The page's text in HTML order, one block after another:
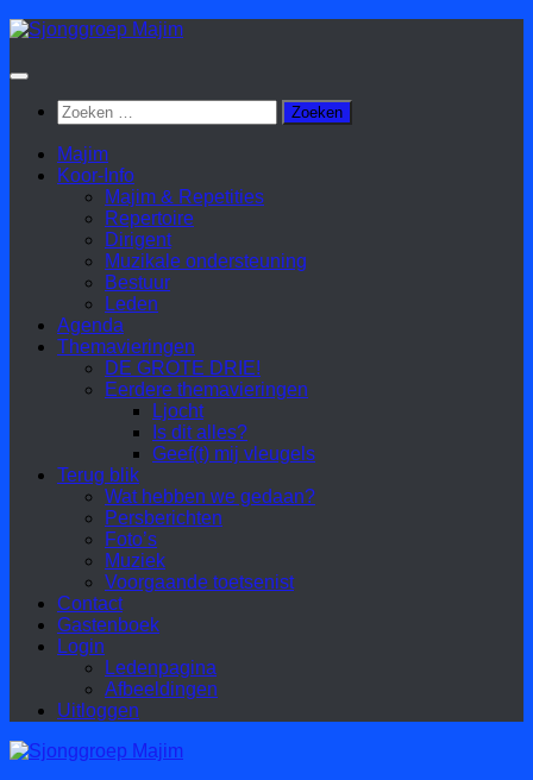
Doorgaan
inhoud
Zoeken
naar:
Majim
Koor-Info
Majim & Repetities
Repertoire
Dirigent
Muzikale ondersteuning
Bestuur
Leden
Agenda
Themavieringen
DE GROTE DRIE!
Eerdere themavieringen
Ljocht
Is dit alles?
Geef(t) mij vleugels
Terug blik
Wat hebben we gedaan?
Persberichten
Foto’s
Muziek
Voorgaande toetsenist
Contact
Gastenboek
Login
Ledenpagina
Afbeeldingen
Uitloggen